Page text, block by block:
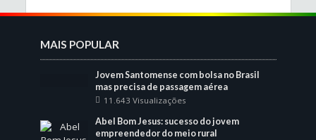
MAIS POPULAR
Jovem Santomense com bolsa no Brasil
mas precisa de passagem aérea
11.643 Visualizações
Abel Bom Jesus: sucesso do jovem
empreendedor do meio rural